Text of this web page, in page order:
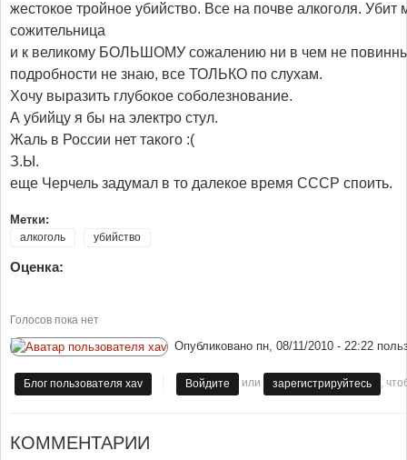
жестокое тройное убийство. Все на почве алкоголя. Убит
сожительница
и к великому БОЛЬШОМУ сожалению ни в чем не
подробности не знаю, все ТОЛЬКО по слухам.
Хочу выразить глубокое соболезнование.
А убийцу я бы на электро стул.
Жаль в России нет такого :(
З.Ы.
еще Черчель задумал в то далекое время СССР споить.
Метки:
алкоголь убийство
Оценка:
Голосов пока нет
Опубликовано пн, 08/11/2010 - 22:22
Блог пользователя xav Войдите или зарегистрируйтесь ,
КОММЕНТАРИИ